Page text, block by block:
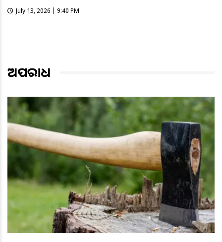
July 13, 2026 | 9:40 PM
ଅପରାଧ